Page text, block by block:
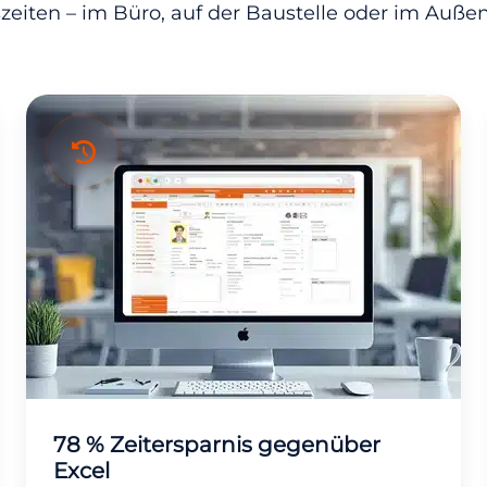
– im Büro, auf der Baustelle oder im
78 % Zeitersparnis gegenüber
Excel